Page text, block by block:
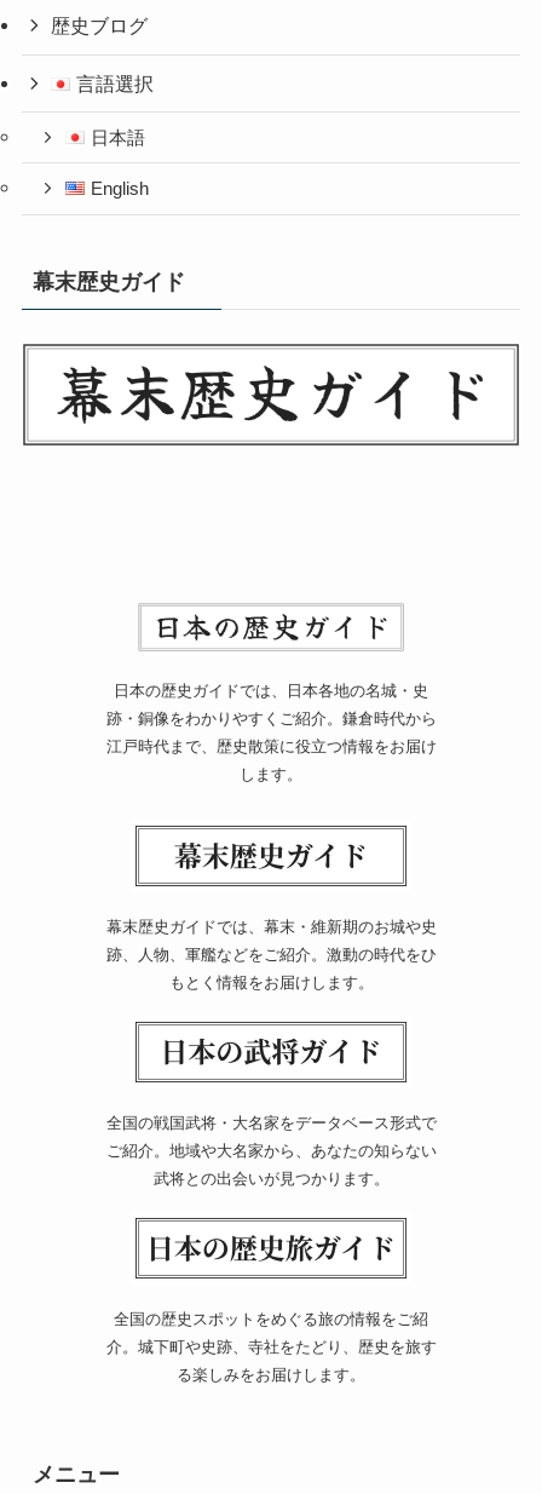
歴史ブログ
言語選択
日本語
English
幕末歴史ガイド
日本の歴史ガイドでは、日本各地の名城・史
跡・銅像をわかりやすくご紹介。鎌倉時代から
江戸時代まで、歴史散策に役立つ情報をお届け
します。
幕末歴史ガイドでは、幕末・維新期のお城や史
跡、人物、軍艦などをご紹介。激動の時代をひ
もとく情報をお届けします。
全国の戦国武将・大名家をデータベース形式で
ご紹介。地域や大名家から、あなたの知らない
武将との出会いが見つかります。
全国の歴史スポットをめぐる旅の情報をご紹
介。城下町や史跡、寺社をたどり、歴史を旅す
る楽しみをお届けします。
メニュー